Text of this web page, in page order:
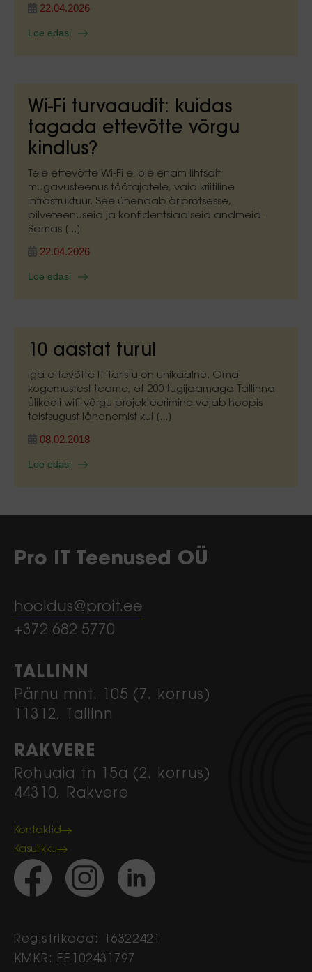
22.04.2026
Loe edasi
Wi-Fi turvaaudit: kuidas
tagada ettevõtte võrgu
kindlus?
Teie ettevõtte Wi-Fi ei ole enam lihtsalt
mugavusteenus töötajatele, vaid kriitiline
infrastruktuur. See ühendab äriprotsesse,
pilveteenuseid ja konfidentsiaalseid andmeid.
Samas [...]
22.04.2026
Loe edasi
10 aastat turul
Iga ettevõtte IT-taristu on unikaalne. Oma
kogemustest teame, et 200 tugijaamaga Tallinna
Ülikooli wifi-võrgu projekteerimine vajab hoopis
teistsugust lähenemist kui [...]
08.02.2018
Loe edasi
Pro IT Teenused OÜ
hooldus@proit.ee
+372 682 5770
TALLINN
Pärnu mnt. 105 (7. korrus)
11312, Tallinn
RAKVERE
Rohuaia tn 15a (2. korrus)
44310, Rakvere
Kontaktid
Kasulikku
Registrikood: 16322421
KMKR: EE102431797